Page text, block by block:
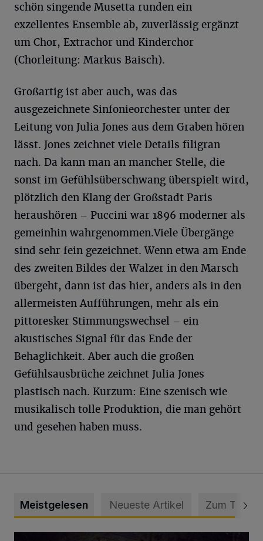
schön singende Musetta runden ein
exzellentes Ensemble ab, zuverlässig ergänzt
um Chor, Extrachor und Kinderchor
(Chorleitung: Markus Baisch).
Großartig ist aber auch, was das
ausgezeichnete Sinfonieorchester unter der
Leitung von Julia Jones aus dem Graben hören
lässt. Jones zeichnet viele Details filigran
nach. Da kann man an mancher Stelle, die
sonst im Gefühlsüberschwang überspielt wird,
plötzlich den Klang der Großstadt Paris
heraushören – Puccini war 1896 moderner als
gemeinhin wahrgenommen.Viele Übergänge
sind sehr fein gezeichnet. Wenn etwa am Ende
des zweiten Bildes der Walzer in den Marsch
übergeht, dann ist das hier, anders als in den
allermeisten Aufführungen, mehr als ein
pittoresker Stimmungswechsel – ein
akustisches Signal für das Ende der
Behaglichkeit. Aber auch die großen
Gefühlsausbrüche zeichnet Julia Jones
plastisch nach. Kurzum: Eine szenisch wie
musikalisch tolle Produktion, die man gehört
und gesehen haben muss.
Meistgelesen Neueste Artikel Zum Thema